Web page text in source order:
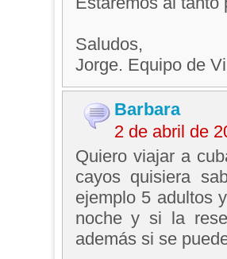
Saludos,
Jorge. Equipo de
Barbara
2 de abril de
Quiero viajar a
cayos quisiera
ejemplo 5 adultos
noche y si la
además si se